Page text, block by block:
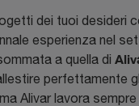
dei tuoi desideri
esperienza nel
a quella di
perfettamente
Alivar lavora sempre